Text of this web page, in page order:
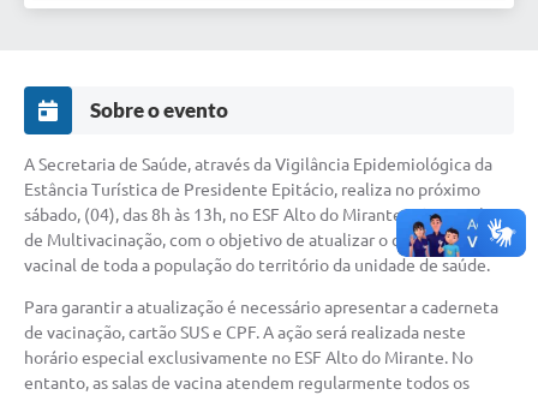
Sobre o evento
A Secretaria de Saúde, através da Vigilância Epidemiológica da
Estância Turística de Presidente Epitácio, realiza no próximo
sábado, (04), das 8h às 13h, no ESF Alto do Mirante a Campanha
de Multivacinação, com o objetivo de atualizar o calendário
vacinal de toda a população do território da unidade de saúde.
Para garantir a atualização é necessário apresentar a caderneta
de vacinação, cartão SUS e CPF. A ação será realizada neste
horário especial exclusivamente no ESF Alto do Mirante. No
entanto, as salas de vacina atendem regularmente todos os